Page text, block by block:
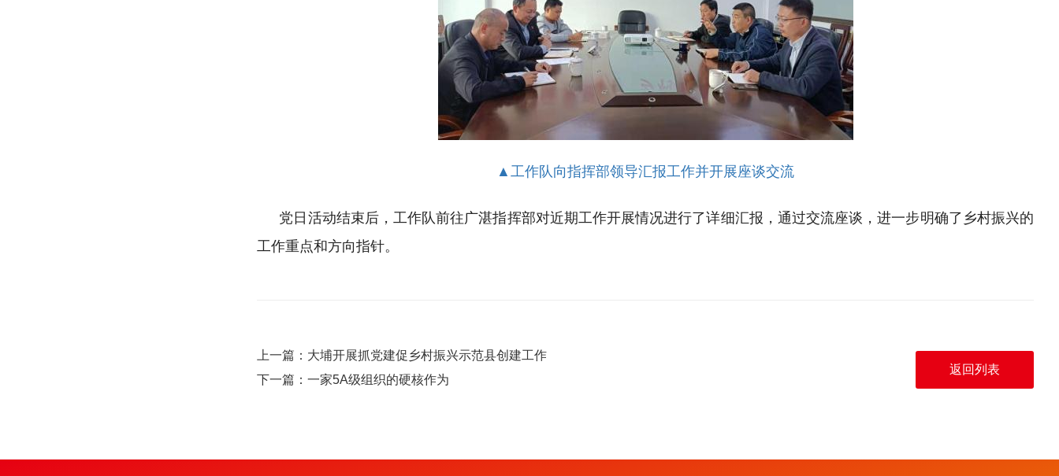
▲工作队向指挥部领导汇报工作并开展座谈交流
党日活动结束后，工作队前往广湛指挥部对近期工作开展情况进行了详细汇报，通过交流座谈，进一步明确了乡村振兴的
工作重点和方向指针。
返回列表
上一篇：大埔开展抓党建促乡村振兴示范县创建工作
下一篇：一家5A级组织的硬核作为